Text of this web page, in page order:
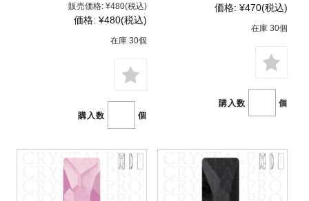
販売価格: ¥480(税込)
価格: ¥480(税込)
在庫 30個
購入数 個
価格: ¥470(税込)
在庫 30個
購入数 個